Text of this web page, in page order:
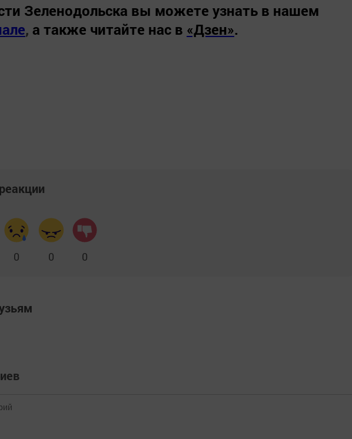
Зеленодольска вы можете узнать в нашем
, а также читайте нас в «Дзен».
0 0 0